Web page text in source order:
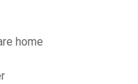
home